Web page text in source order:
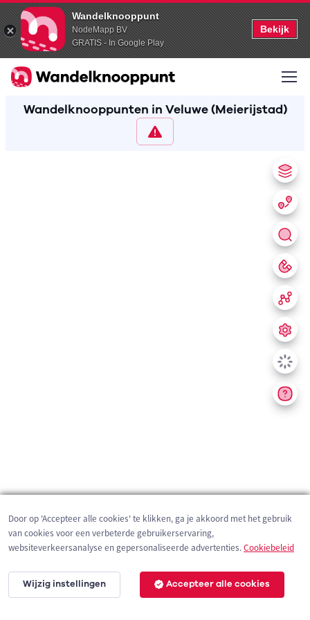
Wandelknooppunt
NodeMapp BV
GRATIS - In Google Play
Bekijk
Wandelknooppunten in Veluwe (Meierijstad)
200 m
Door op 'Accepteer alle cookies' te klikken, ga je akkoord met het gebruik
van cookies voor een verbeterde gebruikerservaring,
websiteverkeersanalyse en gepersonaliseerde advertenties.Cookiebeleid
Wijzig instellingen Accepteer alle cookies